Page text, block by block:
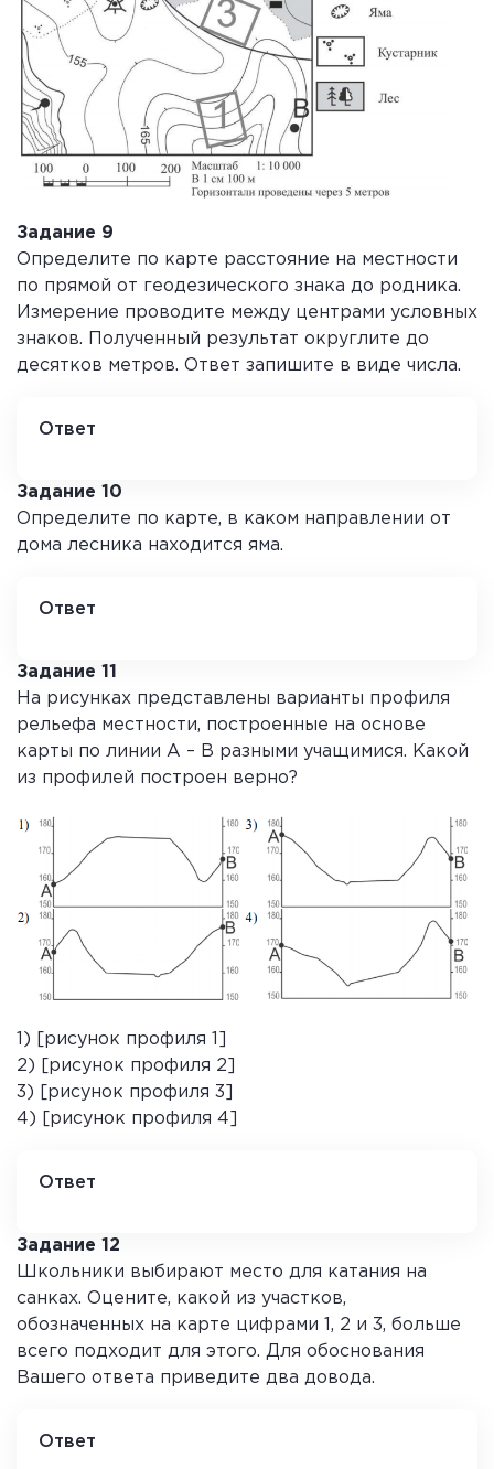
Задание 9
Определите по карте расстояние на местности
по прямой от геодезического знака до родника.
Измерение проводите между центрами условных
знаков. Полученный результат округлите до
десятков метров. Ответ запишите в виде числа.
Ответ
Задание 10
Определите по карте, в каком направлении от
дома лесника находится яма.
Ответ
Задание 11
На рисунках представлены варианты профиля
рельефа местности, построенные на основе
карты по линии А – В разными учащимися. Какой
из профилей построен верно?
1) [рисунок профиля 1]
2) [рисунок профиля 2]
3) [рисунок профиля 3]
4) [рисунок профиля 4]
Ответ
Задание 12
Школьники выбирают место для катания на
санках. Оцените, какой из участков,
обозначенных на карте цифрами 1, 2 и 3, больше
всего подходит для этого. Для обоснования
Вашего ответа приведите два довода.
Ответ